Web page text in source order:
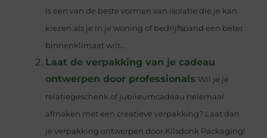
is een van de beste vormen van isolatie die je kan
kiezen als je in je woning of bedrijfspand een beter
binnenklimaat wilt...
Laat de verpakking van je cadeau
ontwerpen door professionals Wil je je
relatiegeschenk of jubileumcadeau helemaal
afmaken met een creatieve verpakking? Laat dan
je verpakking ontwerpen door Kilsdonk Packaging!